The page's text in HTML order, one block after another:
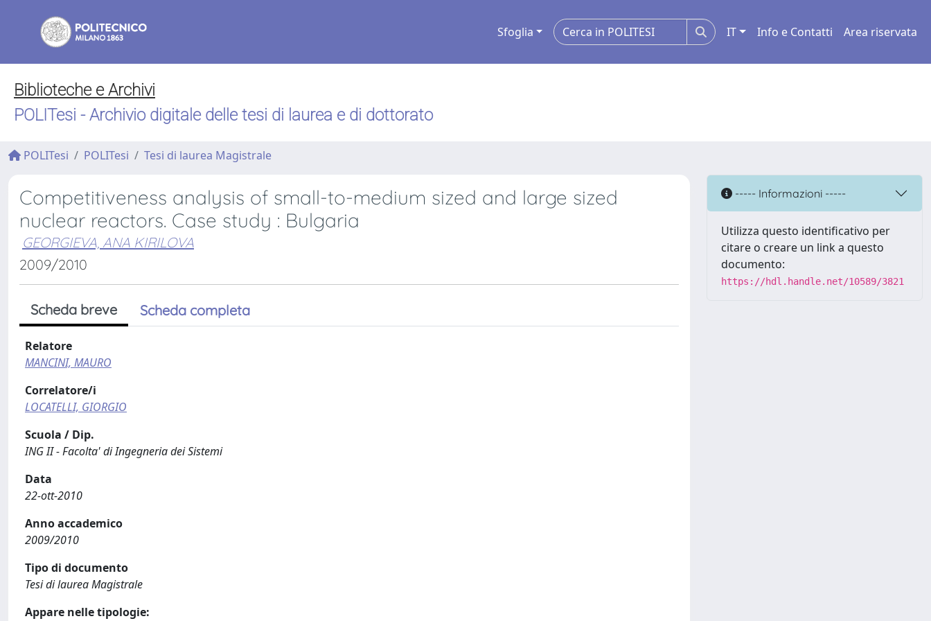
Sfoglia IT Info e Contatti Area riservata
Biblioteche e Archivi
POLITesi - Archivio digitale delle tesi di laurea e di dottorato
POLITesi POLITesi Tesi di laurea Magistrale
Competitiveness analysis of small-to-medium sized and large sized
nuclear reactors. Case study : Bulgaria
GEORGIEVA, ANA KIRILOVA
2009/2010
Scheda breve Scheda completa
Relatore
MANCINI, MAURO
Correlatore/i
LOCATELLI, GIORGIO
Scuola / Dip.
ING II - Facolta' di Ingegneria dei Sistemi
Data
22-ott-2010
Anno accademico
2009/2010
Tipo di documento
Tesi di laurea Magistrale
Appare nelle tipologie:
----- Informazioni -----
Utilizza questo identificativo per
citare o creare un link a questo
documento:
https://hdl.handle.net/10589/3821